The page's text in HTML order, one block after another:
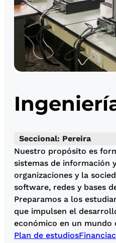
Seccional: Pereira
Nuestro propósito es
sistemas de información
organizaciones y la
software, redes y bases
Preparamos a los
que impulsen el
económico en un mundo
Plan de estudios